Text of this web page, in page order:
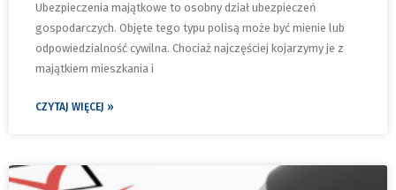
Ubezpieczenia majątkowe to osobny dział ubezpieczeń
gospodarczych. Objęte tego typu polisą może być mienie lub
odpowiedzialność cywilna. Chociaż najczęściej kojarzymy je z
majątkiem mieszkania i
CZYTAJ WIĘCEJ »